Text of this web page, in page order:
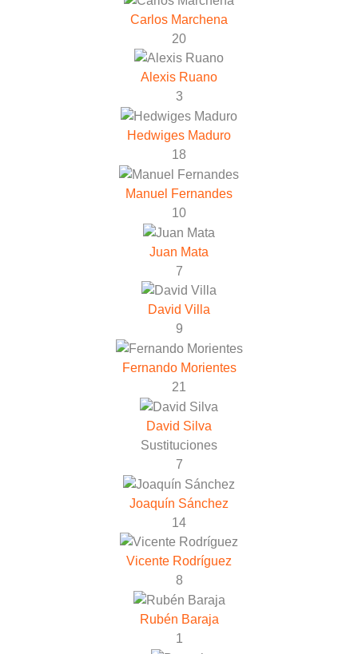
Carlos Marchena
20
Alexis Ruano
3
Hedwiges Maduro
18
Manuel Fernandes
10
Juan Mata
7
David Villa
9
Fernando Morientes
21
David Silva
Sustituciones
7
Joaquín Sánchez
14
Vicente Rodríguez
8
Rubén Baraja
1